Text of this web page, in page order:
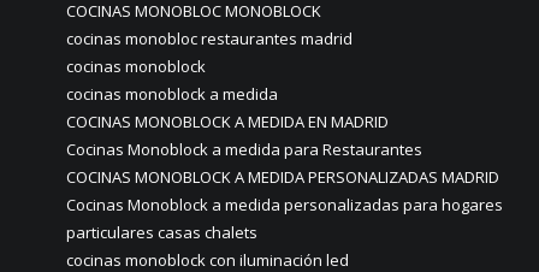
COCINAS MONOBLOC MONOBLOCK
cocinas monobloc restaurantes madrid
cocinas monoblock
cocinas monoblock a medida
COCINAS MONOBLOCK A MEDIDA EN MADRID
Cocinas Monoblock a medida para Restaurantes
COCINAS MONOBLOCK A MEDIDA PERSONALIZADAS MADRID
Cocinas Monoblock a medida personalizadas para hogares
particulares casas chalets
cocinas monoblock con iluminación led